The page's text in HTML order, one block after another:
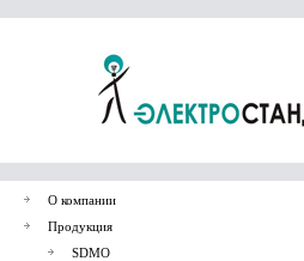
О компании
Продукция
SDMO